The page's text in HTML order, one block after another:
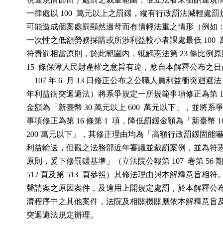
一律處以 100  萬元以上之罰鍰，縱有行政罰法減輕處
可能造成個案處罰顯然過苛而有情輕法重之情形（例
一次性之低額勞務採購或所涉利益較小者課處最低 100
符責罰相當原則，於此範圍內，牴觸憲法第 23 條比例
15  條保障人民財產權之意旨有違，應自本解釋公布之
107 年 6  月 13 日修正公布之公職人員利益衝突迴避
年利益衝突迴避法）將系爭規定一所規範事項修正為第
金額為「新臺幣 30 萬元以上 600  萬元以下」，並將
事項修正為第 16 條第 1  項，降低罰鍰金額為「新臺幣
200 萬元以下」，其修正理由均為「高額行政罰鍰固
利益輸送，但觀之法務部近年審議並裁罰案例，並為符
原則，爰下修罰鍰基準」（立法院公報第 107  卷第 56
512 頁及第 513  頁參照）其修法理由與本解釋意旨相
聲請案之原因案件，及適用上開規定處罰，於本解釋
濟程序中之其他案件，法院及相關機關應依本解釋意旨
          突迴避法規定辦理。